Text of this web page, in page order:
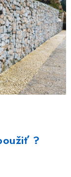
formulár
?